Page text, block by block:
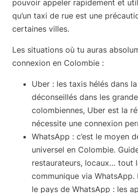
pouvoir appeler rapidement et
qu’un taxi de rue est une
certaines villes.
Les situations où tu auras
connexion en Colombie :
Uber : les taxis hélés dans
déconseillés dans les
colombiennes, Uber est la
nécessite une connexion
WhatsApp : c’est le moyen
universel en Colombie.
restaurateurs, locaux… tout
communique via
le pays de WhatsApp : les